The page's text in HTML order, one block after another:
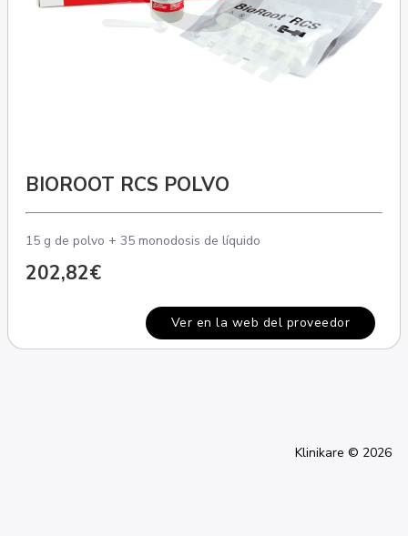
BIOROOT RCS POLVO
15 g de polvo + 35 monodosis de líquido
202,82€
Ver en la web del proveedor
Klinikare © 2026